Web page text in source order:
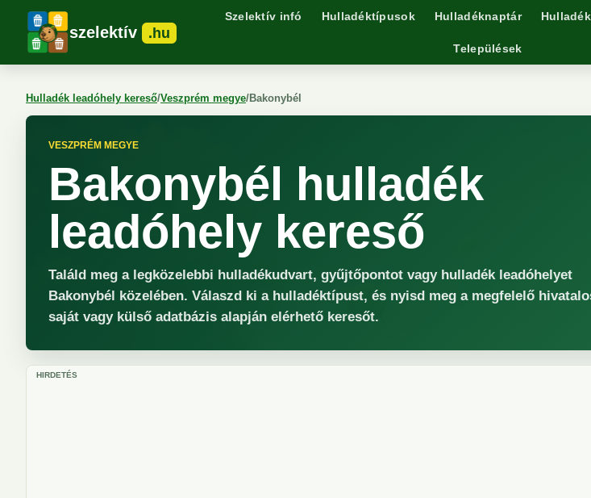
szelektív .hu
Szelektív infó Hulladéktípusok Hulladéknaptár
Települések
Hulladék leadóhely kereső/Veszprém megye/Bakonybél
VESZPRÉM MEGYE
Bakonybél hulladék
leadóhely kereső
Találd meg a legközelebbi hulladékudvart, gyűjtőpontot vagy hulladék leadóhelyet
Bakonybél közelében. Válaszd ki a hulladéktípust, és nyisd meg a megfelelő
saját vagy külső adatbázis alapján elérhető keresőt.
HIRDETÉS